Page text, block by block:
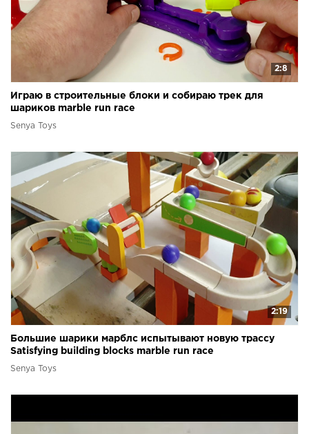
2:8
Играю в строительные блоки и собираю трек для
шариков marble run race
Senya Toys
2:19
Большие шарики марблс испытывают новую трассу
Satisfying building blocks marble run race
Senya Toys